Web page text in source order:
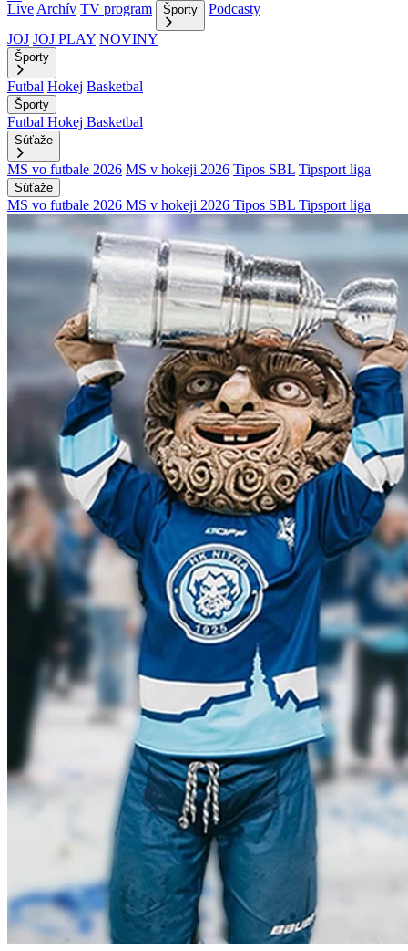
Live Archív TV program Športy
Podcasty
JOJ JOJ PLAY NOVINY
Športy
Futbal Hokej Basketbal
Športy
Futbal Hokej Basketbal
Súťaže
MS vo futbale 2026 MS v hokeji 2026 Tipos SBL Tipsport liga
Súťaže
MS vo futbale 2026 MS v hokeji 2026 Tipos SBL Tipsport liga